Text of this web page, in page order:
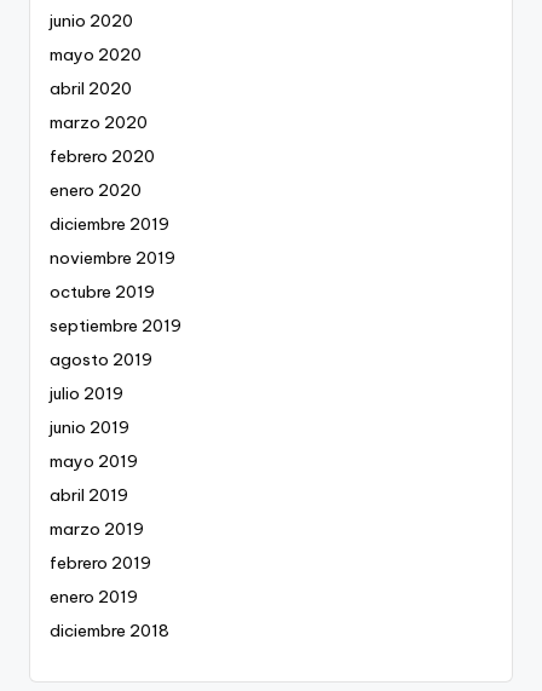
junio 2020
mayo 2020
abril 2020
marzo 2020
febrero 2020
enero 2020
diciembre 2019
noviembre 2019
octubre 2019
septiembre 2019
agosto 2019
julio 2019
junio 2019
mayo 2019
abril 2019
marzo 2019
febrero 2019
enero 2019
diciembre 2018